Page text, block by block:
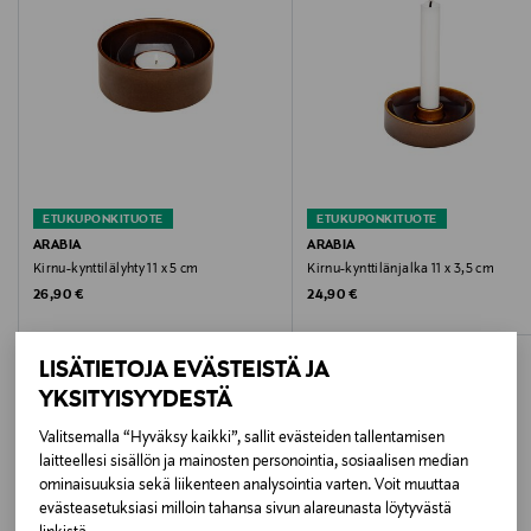
LISÄTIETOJA EVÄSTEISTÄ JA
YKSITYISYYDESTÄ
Valitsemalla “Hyväksy kaikki”, sallit evästeiden tallentamisen
laitteellesi sisällön ja mainosten personointia, sosiaalisen median
ominaisuuksia sekä liikenteen analysointia varten. Voit muuttaa
evästeasetuksiasi milloin tahansa sivun alareunasta löytyvästä
Hoito-ohjeet
Puhdistus vedellä ja miedolla pesuaineella.
Koko
7,5x7 CM
Valmistusmaa
Thaimaa
Valmistajan tuotenumero
1LAS0150V71
ETUKUPONKITUOTE
ARABIA
Kirnu-kynttilälyhty 11 x 5 cm
Original Price
26,90 €
ETUKUPONKITUOTE
ARABIA
Kirnu-kynttilänjalka 11 x 3,5 cm
Original Price
24,90 €
LISÄÄ KIINNOSTAVIA